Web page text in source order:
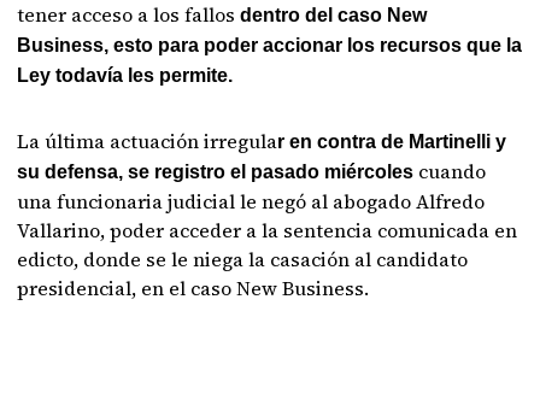
tener acceso a los fallos dentro del caso New
Business, esto para poder accionar los recursos que la
Ley todavía les permite.
La última actuación irregular en contra de Martinelli y
su defensa, se registro el pasado miércoles cuando
una funcionaria judicial le negó al abogado Alfredo
Vallarino, poder acceder a la sentencia comunicada en
edicto, donde se le niega la casación al candidato
presidencial, en el caso New Business.